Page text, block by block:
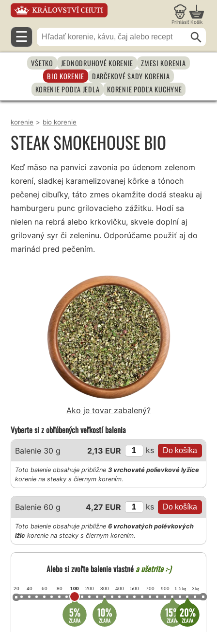
Prihlásiť Košík
☰
VŠETKO JEDNODRUHOVÉ KORENIE
ZMESI KORENIA
BIO KORENIE
DARČEKOVÉ SADY KORENIA
KORENIE PODĽA JEDLA
KORENIE PODĽA KUCHYNE
korenie > bio korenie
STEAK SMOKEHOUSE BIO
Keď mäso na panvici zavonia po údenom zelenom
korení, sladkej karamelizovanej kôrke a tónoch
pečenej cibuľky, táto zmes okamžite dodá steaku aj
hamburgeru punc grilovacieho zážitku. Hodí sa
nielen na rebrá alebo krkovičku, skvele doplní aj
grilovaný syr či zeleninu. Odporúčame použiť aj do
marinád pred pečením.
Ako je tovar zabalený?
Vyberte si z obľúbených veľkostí balenia
Balenie 30 g 2,13 EUR ks
Toto balenie obsahuje približne3 vrchovaté polievkové lyžice
korenie na steaky s čiernym korením.
Balenie 60 g 4,27 EUR ks
Toto balenie obsahuje približne6 vrchovatých polévkových
lžic korenie na steaky s čiernym korením.
Alebo si zvoľte balenie vlastnéa ušetrite :-)
20 40 60 80 100 200 300 400 500 700 900 1,5 kg 3 kg